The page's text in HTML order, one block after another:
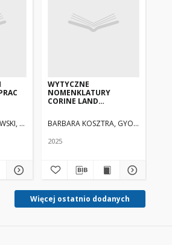
ANNA MARKOWSKA
WYTYCZNE
NOMENKLATURY
CORINE LAND
BARBARA KOSZTRA, GYÖRGY
2025
Więcej ostatnio dodanych